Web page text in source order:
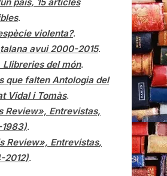
.
violenta?.
avui 2000-2015.
Llibreries del món.
que falten Antologia del
Vidal i Tomàs.
Review», Entrevistas,
1983).
Review», Entrevistas,
2012).